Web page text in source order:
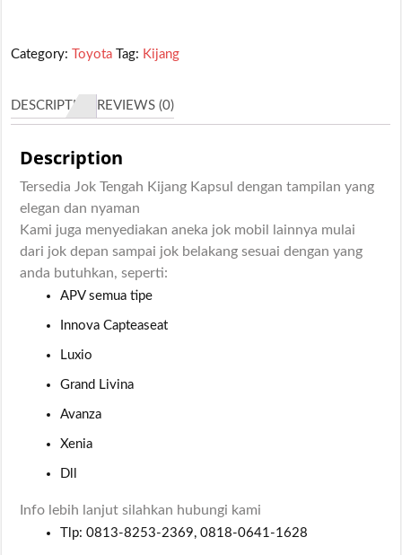
Category: Toyota Tag: Kijang
DESCRIPTION REVIEWS (0)
Description
Tersedia Jok Tengah Kijang Kapsul dengan tampilan yang
elegan dan nyaman
Kami juga menyediakan aneka jok mobil lainnya mulai
dari jok depan sampai jok belakang sesuai dengan yang
anda butuhkan, seperti:
APV semua tipe
Innova Capteaseat
Luxio
Grand Livina
Avanza
Xenia
Dll
Info lebih lanjut silahkan hubungi kami
Tlp: 0813-8253-2369, 0818-0641-1628